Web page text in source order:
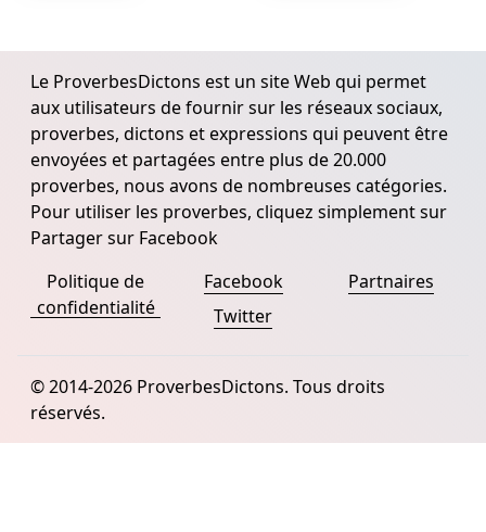
Le ProverbesDictons est un site Web qui permet
aux utilisateurs de fournir sur les réseaux sociaux,
proverbes, dictons et expressions qui peuvent être
envoyées et partagées entre plus de 20.000
proverbes, nous avons de nombreuses catégories.
Pour utiliser les proverbes, cliquez simplement sur
Partager sur Facebook
Politique de
confidentialité
Facebook
Twitter
Partnaires
© 2014-2026 ProverbesDictons. Tous droits
réservés.